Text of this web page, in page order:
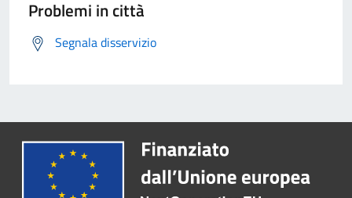
Problemi in città
Segnala disservizio